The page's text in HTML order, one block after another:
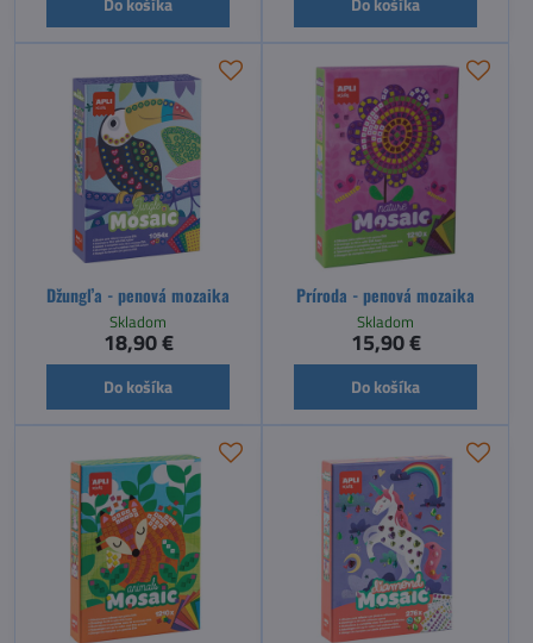
Džungľa - penová mozaika
Skladom
18,90 €
Do košíka
Príroda - penová mozaika
Skladom
15,90 €
Do košíka